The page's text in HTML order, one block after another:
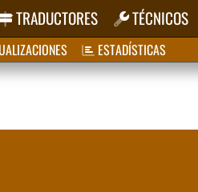
TRADUCTORES TÉCNICOS
ESTADÍSTICAS